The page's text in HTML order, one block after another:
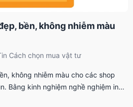
bền, không nhiễm màu
in Cách chọn mua vật tư
không nhiễm màu cho các shop
Bằng kinh nghiệm nghề nghiệm in…